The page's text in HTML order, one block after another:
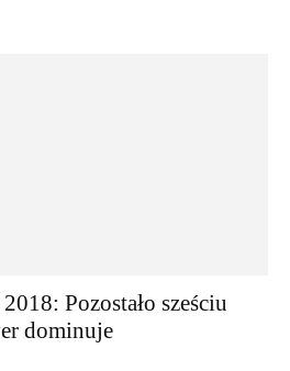
Pozostało sześciu
dominuje